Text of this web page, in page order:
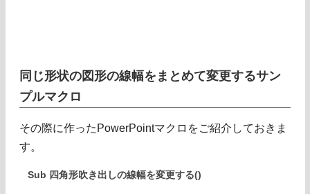
同じ形状の図形の線幅をまとめて変更するサン
プルマクロ
その際に作ったPowerPointマクロをご紹介しておきま
す。
Sub 四角形吹き出しの線幅を変更する()